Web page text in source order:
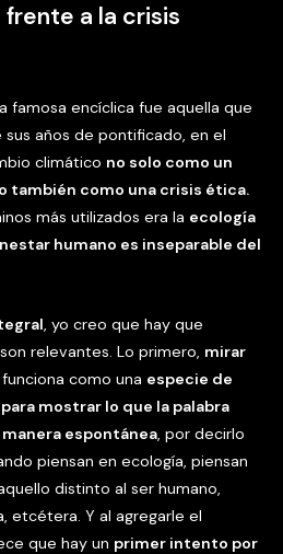
a la crisis
famosa encíclica fue aquella que
años de pontificado, en el
climático no solo como un
también como una crisis ética.
más utilizados era la ecología
humano es inseparable del
, yo creo que hay que
relevantes. Lo primero, mirar
como una especie de
mostrar lo que la palabra
espontánea, por decirlo
piensan en ecología, piensan
distinto al ser humano,
etcétera. Y al agregarle el
que hay un primer intento por